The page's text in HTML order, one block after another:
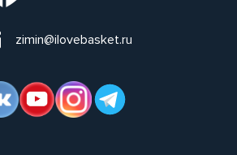
zimin@ilovebasket.ru